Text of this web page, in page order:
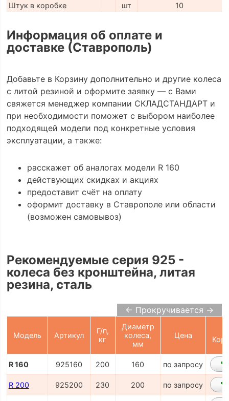
Штук в коробке
шт 10
Информация об оплате и
доставке (Ставрополь)
Добавьте в Корзину дополнительно и другие колеса
с литой резиной и оформите заявку — с Вами
свяжется менеджер компании СКЛАДСТАНДАРТ и
при необходимости поможет с выбором наиболее
подходящей модели под конкретные условия
эксплуатации, а также:
расскажет об аналогах модели R 160
действующих скидках и акциях
предоставит счёт на оплату
оформит доставку в Ставрополе или области
(возможен самовывоз)
Рекомендуемые серия 925 -
колеса без кронштейна, литая
резина, сталь
← Прокручивается →
Модель Артикул
Г/п,
кг
Диаметр
колеса,
мм
Цена
R 160 925160 200 160 по запросу
R 200 925200 230 200 по запросу